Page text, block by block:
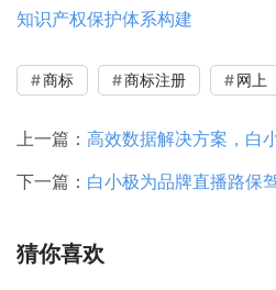
知识产权保护体系构建
商标 商标注册 网上
上一篇： 高效数据解决方案，白
下一篇： 白小极为品牌直播路保
猜你喜欢